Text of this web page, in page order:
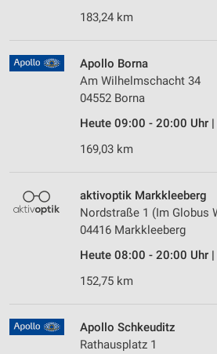
183,24 km
Apollo Borna
Am Wilhelmschacht 34
04552 Borna
Heute 09:00 - 20:00 Uhr |
169,03 km
aktivoptik Markkleeberg
Nordstraße 1 (Im Globus
04416 Markkleeberg
Heute 08:00 - 20:00 Uhr |
152,75 km
Apollo Schkeuditz
Rathausplatz 1